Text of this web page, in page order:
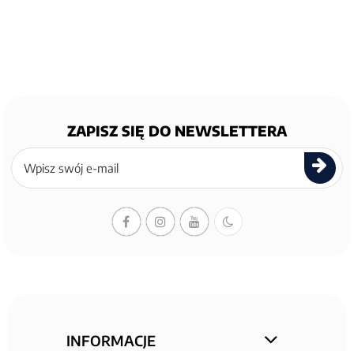
ZAPISZ SIĘ DO NEWSLETTERA
Zapisz
się
newslettera
INFORMACJE